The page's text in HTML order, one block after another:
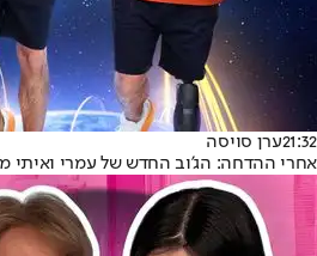
21:32ערן סויסה
אחרי ההדחה: הג'וב החדש של עמרי ואיתי